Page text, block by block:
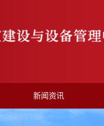
新闻资讯